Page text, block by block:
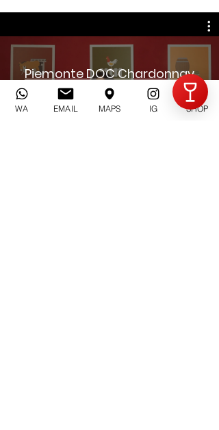
Piemonte DOC Chardonnay
Praddone
WA EMAIL MAPS IG SHOP
Invia